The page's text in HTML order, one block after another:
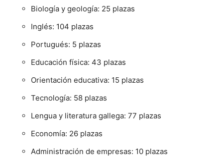
Biología y geología: 25 plazas
Inglés: 104 plazas
Portugués: 5 plazas
Educación física: 43 plazas
Orientación educativa: 15 plazas
Tecnología: 58 plazas
Lengua y literatura gallega: 77 plazas
Economía: 26 plazas
Administración de empresas: 10 plazas